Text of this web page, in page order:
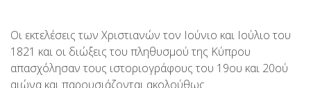
Οι εκτελέσεις των Χριστιανών τον Ιούνιο και Ιούλιο του
1821 και οι διώξεις του πληθυσμού της Κύπρου
απασχόλησαν τους ιστοριογράφους του 19ου και 20ού
αιώνα και παρουσιάζονται ακολούθως.